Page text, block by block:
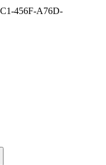
456F-A76D-